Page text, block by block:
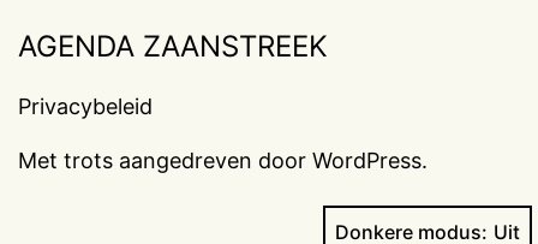
AGENDA ZAANSTREEK
Privacybeleid
Met trots aangedreven door WordPress.
Donkere modus: